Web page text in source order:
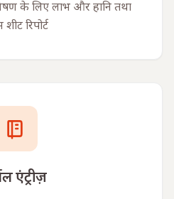
के लिए लाभ और हानि तथा
रिपोर्ट
एंट्रीज़